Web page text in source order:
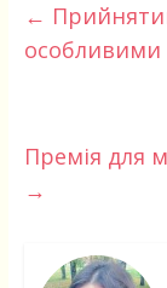
←
особливими
Премія для
→